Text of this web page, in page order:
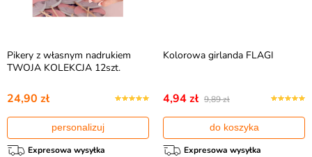
Pikery z własnym nadrukiem
TWOJA KOLEKCJA 12szt.
24,90 zł
personalizuj
Expresowa wysyłka
Kolorowa girlanda FLAGI
4,94 zł 9,89 zł
do koszyka
Expresowa wysyłka